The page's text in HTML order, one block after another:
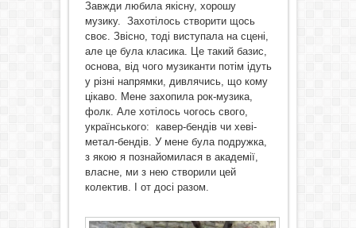
Завжди любила якісну, хорошу
музику. Захотілось створити щось
своє. Звісно, тоді виступала на сцені,
але це була класика. Це такий базис,
основа, від чого музиканти потім ідуть
у різні напрямки, дивлячись, що кому
цікаво. Мене захопила рок-музика,
фолк. Але хотілось чогось свого,
українського: кавер-бендів чи хеві-
метал-бендів. У мене була подружка,
з якою я познайомилася в академії,
власне, ми з нею створили цей
колектив. І от досі разом.